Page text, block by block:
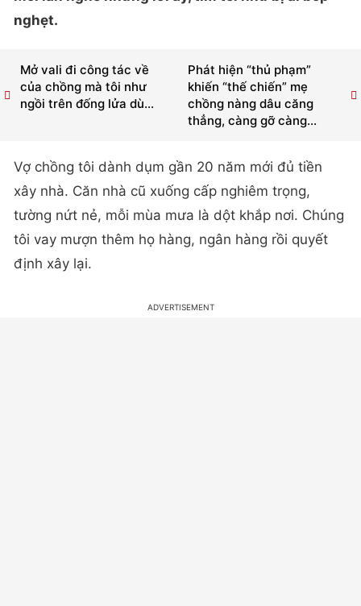
nghẹt.
Phát hiện “thủ phạm”
khiến “thế chiến” mẹ
chồng nàng dâu căng
thẳng, càng gỡ càng...
Mở vali đi công tác về
của chồng mà tôi như
ngồi trên đống lửa dù...
Vợ chồng tôi dành dụm gần 20 năm mới đủ tiền
xây nhà. Căn nhà cũ xuống cấp nghiêm trọng,
tường nứt nẻ, mỗi mùa mưa là dột khắp nơi. Chúng
tôi vay mượn thêm họ hàng, ngân hàng rồi quyết
định xây lại.